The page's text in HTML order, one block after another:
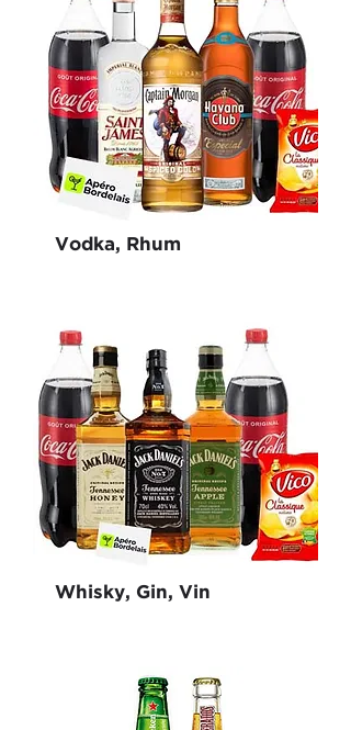
Vodka, Rhum
Whisky, Gin, Vin